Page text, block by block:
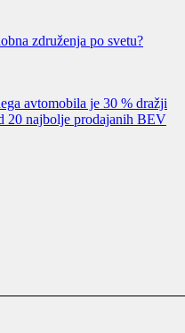
združenja po svetu?
avtomobila je 30 % dražji
20 najbolje prodajanih BEV